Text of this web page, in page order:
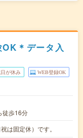
＊データ入
が休み WEB登録OK
徒歩16分
は固定休）です。